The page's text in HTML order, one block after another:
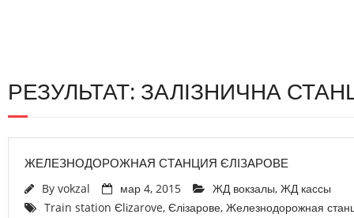
РЕЗУЛЬТАТ: ЗАЛІЗНИЧНА
ЖЕЛЕЗНОДОРОЖНАЯ СТАНЦИЯ ЄЛІЗАРОВЕ
By vokzal мар 4, 2015 ЖД вокзалы, ЖД кассы
Train station Єlіzarove, Єлізарове, Железнодорожная